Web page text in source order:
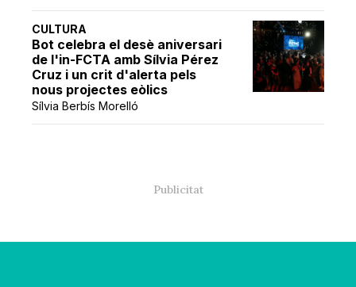
CULTURA
Bot celebra el desè aniversari
de l'in-FCTA amb Sílvia Pérez
Cruz i un crit d'alerta pels
nous projectes eòlics
Sílvia Berbís Morelló